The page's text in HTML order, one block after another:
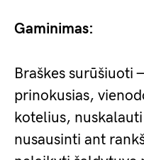
Gaminimas:
Braškes
prinokusias,
kotelius,
nusausinti ant